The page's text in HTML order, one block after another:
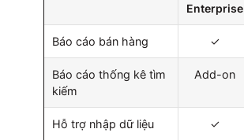
Enterprise
Báo cáo bán hàng ✓
Báo cáo thống kê tìm
kiếm
Add-on
Hỗ trợ nhập dữ liệu ✓